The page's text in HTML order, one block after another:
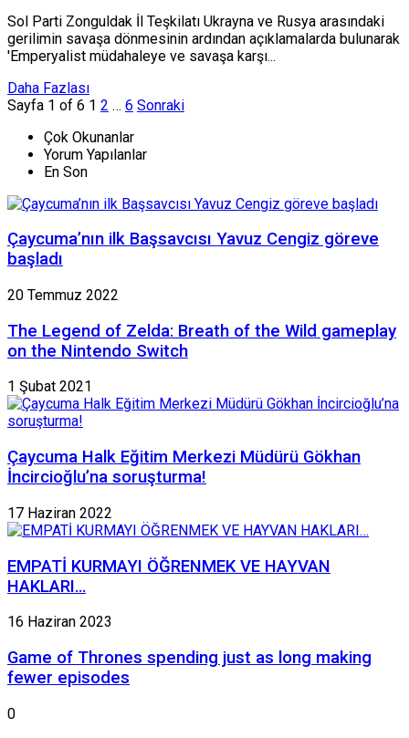
Sol Parti Zonguldak İl Teşkilatı Ukrayna ve Rusya arasındaki
gerilimin savaşa dönmesinin ardından açıklamalarda bulunarak
'Emperyalist müdahaleye ve savaşa karşı...
Daha Fazlası
Sayfa 1 of 6 1 2 … 6 Sonraki
Çok Okunanlar
Yorum Yapılanlar
En Son
Çaycuma’nın ilk Başsavcısı Yavuz Cengiz göreve
başladı
20 Temmuz 2022
The Legend of Zelda: Breath of the Wild gameplay
on the Nintendo Switch
1 Şubat 2021
Çaycuma Halk Eğitim Merkezi Müdürü Gökhan
İncircioğlu’na soruşturma!
17 Haziran 2022
EMPATİ KURMAYI ÖĞRENMEK VE HAYVAN
HAKLARI…
16 Haziran 2023
Game of Thrones spending just as long making
fewer episodes
0